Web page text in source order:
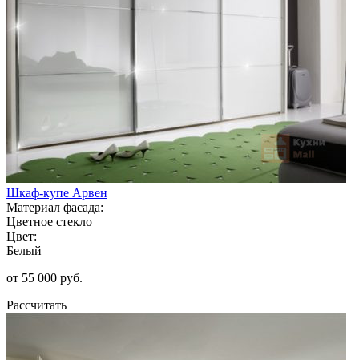
Шкаф-купе Арвен
Материал фасада:
Цветное стекло
Цвет:
Белый
от 55 000 руб.
Рассчитать